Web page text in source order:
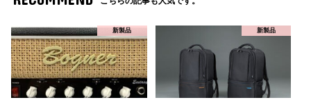
新製品 新製品